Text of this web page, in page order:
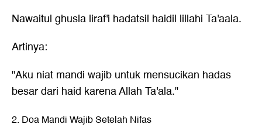
Nawaitul ghusla liraf'i hadatsil haidil lillahi Ta'aala.
Artinya:
"Aku niat mandi wajib untuk mensucikan hadas
besar dari haid karena Allah Ta'ala."
2. Doa Mandi Wajib Setelah Nifas